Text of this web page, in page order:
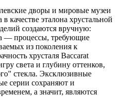
дворы и мировые музеи
качестве эталона хрустальной
создаются вручную:
— процессы, требующие
из поколения к
хрусталя Baccarat
света и глубину оттенков,
стекла. Эксклюзивные
серии сохраняют и
а значит, являются